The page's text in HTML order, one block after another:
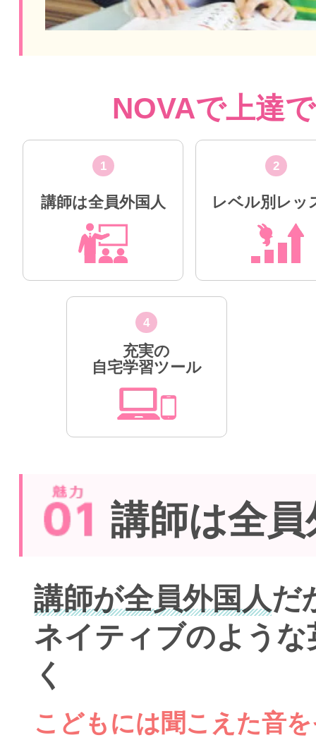
NOVAで上達
1
講師は全員外国人
2
レベル別レッ
4
充実の
自宅学習ツール
講師は全
講師が全員外国人だ
ネイティブのよう
く
こどもには聞こえた音